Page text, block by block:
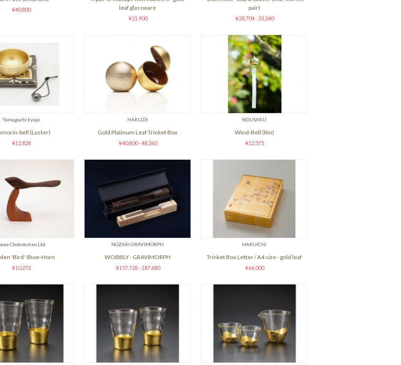
¥40,800
leaf glassware
¥21,900
pair)
¥28,704 - 33,240
Yamaguchi kyujo
bell (Luster)
¥12,828
HAKUZA
Gold Platinum Leaf Trinket Box
¥40,800 - 48,360
NOUSAKU
Wind-Bell (Rin)
¥12,375
Chokokuten Ltd.
'Bird' Shoe-Horn
¥10,272
NOZAKI GRAVIMORPH
WOBBLY - GRAVIMORPH
¥157,728 - 187,680
HAKUICHI
Trinket Box Letter / A4 size - gold leaf
¥66,000